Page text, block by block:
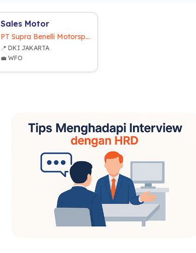
Sales Motor
PT Supra Benelli Motorsport
📍 DKI JAKARTA
💼 WFO